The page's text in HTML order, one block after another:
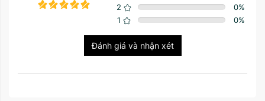
2
0%
1
0%
Đánh giá và nhận xét